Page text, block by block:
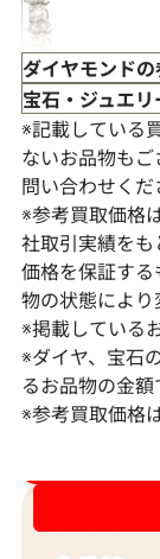
Pt･Pm900 ダ
17.45ct
参考買取価格
ダイヤモンド
宝石・ジュエ
※記載している
ないお品物も
問い合わせくだ
※参考買取価格
社取引実績を
価格を保証す
物の状態により
※掲載している
※ダイヤ、宝石
るお品物の金額
※参考買取価格